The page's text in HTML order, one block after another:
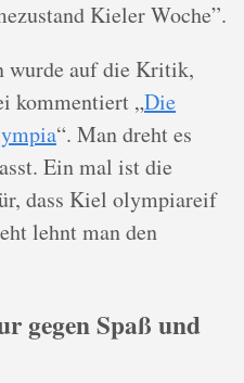
Kieler Woche”.
wurde auf die Kritik,
kommentiert „Die
“. Man dreht es
Ein mal ist die
dass Kiel olympiareif
lehnt man den
gegen Spaß und